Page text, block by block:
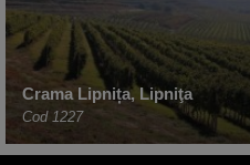
Crama Lipnița, Lipniţa
Cod 1227